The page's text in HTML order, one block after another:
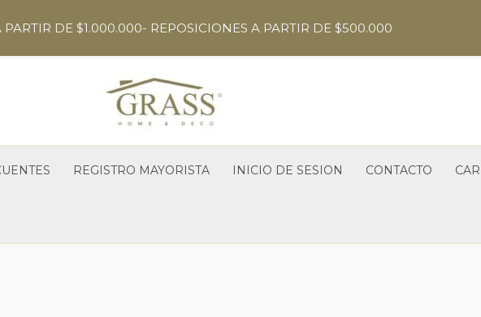
DE $1.000.000- REPOSICIONES A PARTIR DE $500.000
REGISTRO MAYORISTA INICIO DE SESION CONTACTO